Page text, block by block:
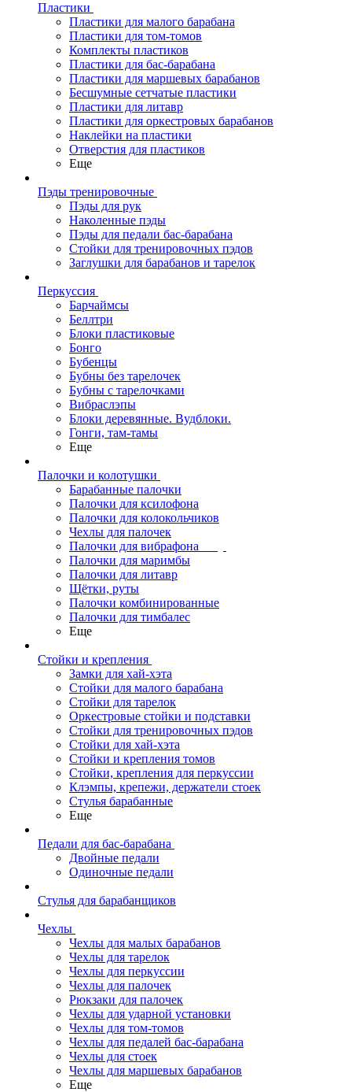
Пластики
Пластики для малого барабана
Пластики для том-томов
Комплекты пластиков
Пластики для бас-барабана
Пластики для маршевых барабанов
Бесшумные сетчатые пластики
Пластики для литавр
Пластики для оркестровых барабанов
Наклейки на пластики
Отверстия для пластиков
Еще
Пэды тренировочные
Пэды для рук
Наколенные пэды
Пэды для педали бас-барабана
Стойки для тренировочных пэдов
Заглушки для барабанов и тарелок
Перкуссия
Барчаймсы
Беллтри
Блоки пластиковые
Бонго
Бубенцы
Бубны без тарелочек
Бубны с тарелочками
Вибраслэпы
Блоки деревянные. Вудблоки.
Гонги, там-тамы
Еще
Палочки и колотушки
Барабанные палочки
Палочки для ксилофона
Палочки для колокольчиков
Чехлы для палочек
Палочки для вибрафона
Палочки для маримбы
Палочки для литавр
Щётки, руты
Палочки комбинированные
Палочки для тимбалес
Еще
Стойки и крепления
Замки для хай-хэта
Стойки для малого барабана
Стойки для тарелок
Оркестровые стойки и подставки
Стойки для тренировочных пэдов
Стойки для хай-хэта
Стойки и крепления томов
Стойки, крепления для перкуссии
Клэмпы, крепежи, держатели стоек
Стулья барабанные
Еще
Педали для бас-барабана
Двойные педали
Одиночные педали
Стулья для барабанщиков
Чехлы
Чехлы для малых барабанов
Чехлы для тарелок
Чехлы для перкуссии
Чехлы для палочек
Рюкзаки для палочек
Чехлы для ударной установки
Чехлы для том-томов
Чехлы для педалей бас-барабана
Чехлы для стоек
Чехлы для маршевых барабанов
Еще